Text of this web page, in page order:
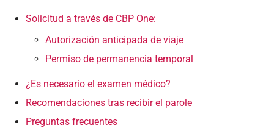
Solicitud a través de CBP One:
Autorización anticipada de viaje
Permiso de permanencia temporal
¿Es necesario el examen médico?
Recomendaciones tras recibir el parole
Preguntas frecuentes